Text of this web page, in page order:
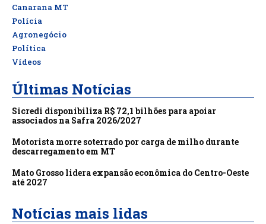
Canarana MT
Polícia
Agronegócio
Política
Vídeos
Últimas Notícias
Sicredi disponibiliza R$ 72,1 bilhões para apoiar
associados na Safra 2026/2027
Motorista morre soterrado por carga de milho durante
descarregamento em MT
Mato Grosso lidera expansão econômica do Centro-Oeste
até 2027
Notícias mais lidas